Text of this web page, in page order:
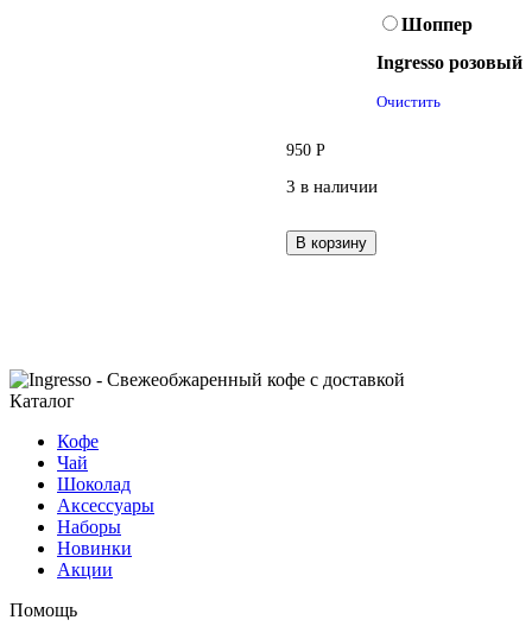
Шоппер
Ingresso розовый
Очистить
950 Р
3 в наличии
В корзину
Каталог
Кофе
Чай
Шоколад
Аксессуары
Наборы
Новинки
Акции
Помощь